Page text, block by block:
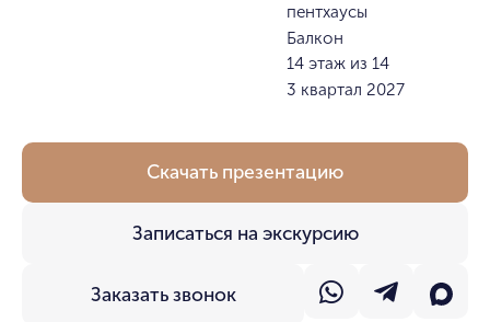
пентхаусы
Балкон
14 этаж из 14
3 квартал 2027
Заказать звонок
Записаться на экскурсию
Скачать презентацию